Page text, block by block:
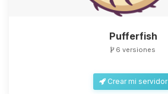
Pufferfish
6 versiones
Crear mi servidor